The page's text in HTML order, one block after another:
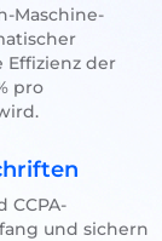
Maschine-
Effizienz der
pro
CCPA-
und sichern